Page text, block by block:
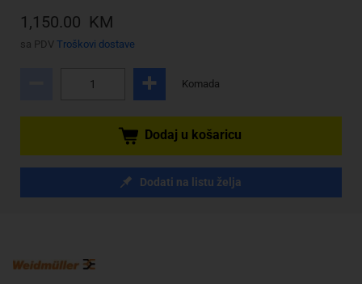
1,150.00 KM
sa PDV Troškovi dostave
Komada
Dodaj u košaricu
Dodati na listu želja